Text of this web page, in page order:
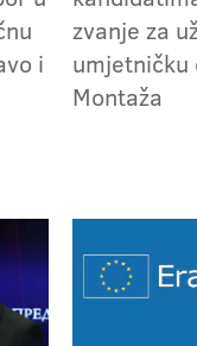
i
zvanje za
umjetničku
Montaža